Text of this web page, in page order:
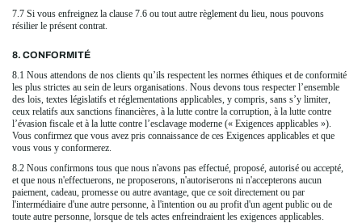
7.7 Si vous enfreignez la clause 7.6 ou tout autre règlement du lieu, nous pouvons
résilier le présent contrat.
8. CONFORMITÉ
8.1 Nous attendons de nos clients qu’ils respectent les normes éthiques et de conformité
les plus strictes au sein de leurs organisations. Nous devons tous respecter l’ensemble
des lois, textes législatifs et réglementations applicables, y compris, sans s’y limiter,
ceux relatifs aux sanctions financières, à la lutte contre la corruption, à la lutte contre
l’évasion fiscale et à la lutte contre l’esclavage moderne (« Exigences applicables »).
Vous confirmez que vous avez pris connaissance de ces Exigences applicables et que
vous vous y conformerez.
8.2 Nous confirmons tous que nous n'avons pas effectué, proposé, autorisé ou accepté,
et que nous n'effectuerons, ne proposerons, n'autoriserons ni n'accepterons aucun
paiement, cadeau, promesse ou autre avantage, que ce soit directement ou par
l'intermédiaire d'une autre personne, à l'intention ou au profit d'un agent public ou de
toute autre personne, lorsque de tels actes enfreindraient les exigences applicables.